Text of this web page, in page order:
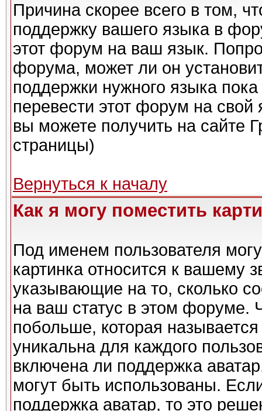
Причина скорее всего в том,
поддержку вашего языка в
этот форум на ваш язык.
форума, может ли он
поддержки нужного языка
перевести этот форум на
вы можете получить на сайте
страницы)
Вернуться к началу
Как я могу поместить
Под именем пользователя
картинка относится к вашему
указывающие на то, сколько
на ваш статус в этом форуме.
побольше, которая
уникальна для каждого
включена ли поддержка
могут быть использованы.
поддержка аватар, то это